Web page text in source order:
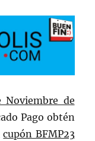
Noviembre de
Pago obtén
cupón BFMP23